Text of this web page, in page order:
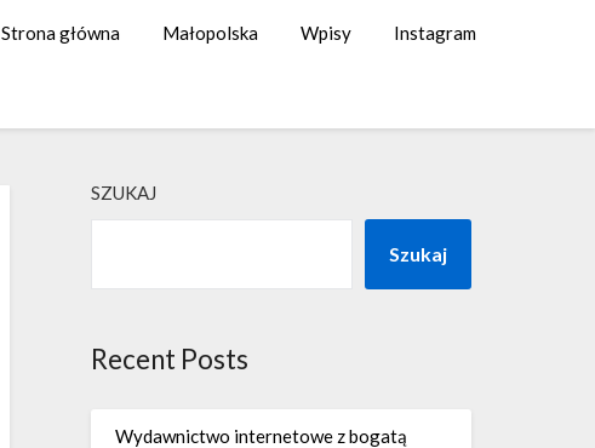
Strona główna Małopolska Wpisy Instagram
SZUKAJ
Szukaj
Recent Posts
Wydawnictwo internetowe z bogatą